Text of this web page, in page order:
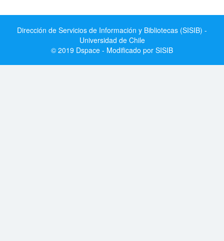
Dirección de Servicios de Información y Bibliotecas (SISIB) -
Universidad de Chile
© 2019 Dspace - Modificado por SISIB